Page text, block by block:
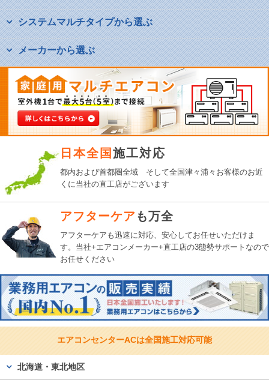
システムマルチタイプから選ぶ
メーカーから選ぶ
日本全国 施工対応
都内および首都圏全域 そして全国津々浦々お客様のお近
くに当社の直工店がございます
アフターケアも万全
アフターケアも迅速に対応、 安心してお任せいただけま
す。 当社+エアコンメーカー+直工店の3態勢サポートなので
お任せください
エアコンセンターACは全国施工対応可能
北海道・東北地区